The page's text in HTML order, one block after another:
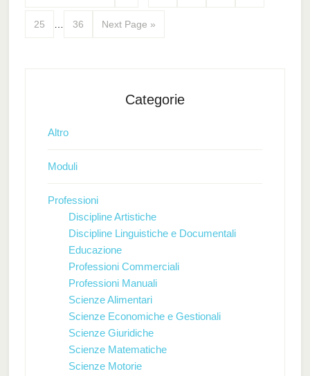
25 36 Next Page »
Categorie
Altro
Moduli
Professioni
Discipline Artistiche
Discipline Linguistiche e Documentali
Educazione
Professioni Commerciali
Professioni Manuali
Scienze Alimentari
Scienze Economiche e Gestionali
Scienze Giuridiche
Scienze Matematiche
Scienze Motorie